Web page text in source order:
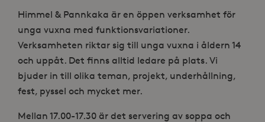
Himmel & Pannkaka är en öppen verksamhet för
unga vuxna med funktionsvariationer.
Verksamheten riktar sig till unga vuxna i åldern 14
och uppåt. Det finns alltid ledare på plats. Vi
bjuder in till olika teman, projekt, underhållning,
fest, pyssel och mycket mer.
Mellan 17.00-17.30 är det servering av soppa och